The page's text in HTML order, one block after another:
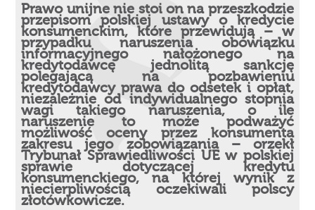
Prawo unijne nie stoi on na przeszkodzie
przepisom polskiej ustawy o kredycie
konsumenckim, które przewidują – w
przypadku naruszenia obowiązku
informacyjnego nałożonego na
kredytodawcę jednolitą sankcję
polegającą na pozbawieniu
kredytodawcy prawa do odsetek i opłat,
niezależnie od indywidualnego stopnia
wagi takiego naruszenia, o ile
naruszenie to może podważyć
możliwość oceny przez konsumenta
zakresu jego zobowiązania – orzekł
Trybunał Sprawiedliwości UE w polskiej
sprawie dotyczącej kredytu
konsumenckiego, na której wynik z
niecierpliwością oczekiwali polscy
złotówkowicze.